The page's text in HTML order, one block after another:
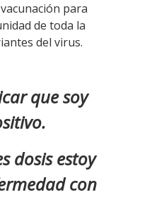
para
de toda la
del virus.
que soy
dosis estoy
con